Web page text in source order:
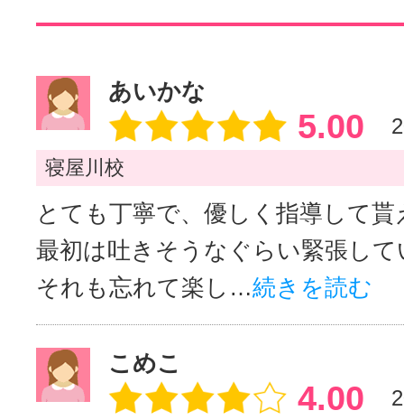
あいかな
5.00
寝屋川校
とても丁寧で、優しく指導して
最初は吐きそうなぐらい緊張し
それも忘れて楽し…続きを読む
こめこ
4.00